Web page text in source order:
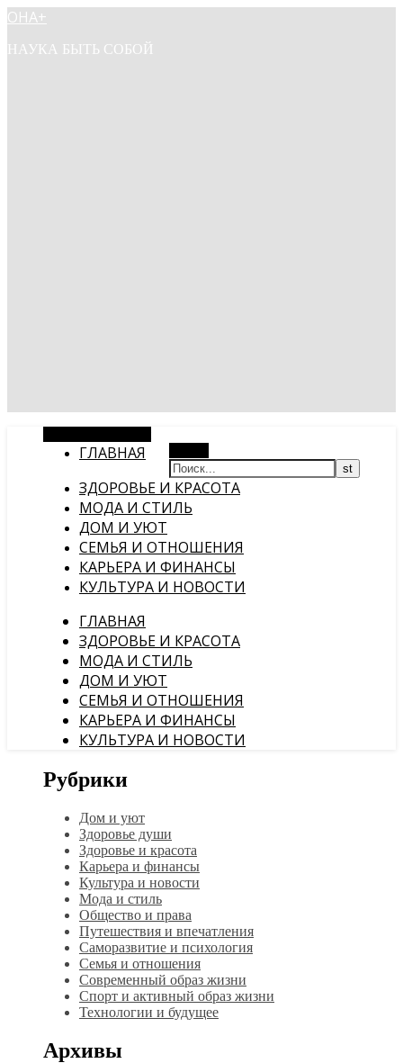
ОНА+
НАУКА БЫТЬ СОБОЙ
ГЛАВНАЯ
ЗДОРОВЬЕ И КРАСОТА
МОДА И СТИЛЬ
ДОМ И УЮТ
СЕМЬЯ И ОТНОШЕНИЯ
КАРЬЕРА И ФИНАНСЫ
КУЛЬТУРА И НОВОСТИ
ГЛАВНАЯ
ЗДОРОВЬЕ И КРАСОТА
МОДА И СТИЛЬ
ДОМ И УЮТ
СЕМЬЯ И ОТНОШЕНИЯ
КАРЬЕРА И ФИНАНСЫ
КУЛЬТУРА И НОВОСТИ
Рубрики
Дом и уют
Здоровье души
Здоровье и красота
Карьера и финансы
Культура и новости
Мода и стиль
Общество и права
Путешествия и впечатления
Саморазвитие и психология
Семья и отношения
Современный образ жизни
Спорт и активный образ жизни
Технологии и будущее
Архивы